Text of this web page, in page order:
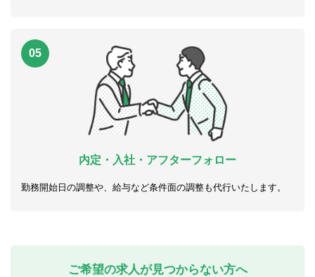
05
内定・入社・アフターフォロー
勤務開始日の調整や、給与など条件面の調整も代行いたします。
ご希望の求人が見つからない方へ